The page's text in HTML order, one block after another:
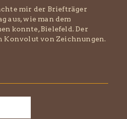
mir der Briefträger
aus, wie man dem
konnte, Bielefeld. Der
Konvolut von Zeichnungen.